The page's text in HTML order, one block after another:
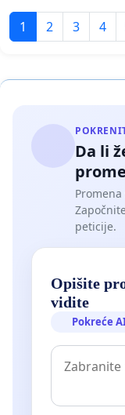
1 2 3 4
Da li
peticije.
Opišite
vidite
Pokreće